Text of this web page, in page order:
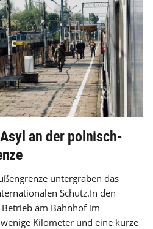
an der polnisch-
untergraben das
Schutz.In den
am Bahnhof im
Kilometer und eine kurze